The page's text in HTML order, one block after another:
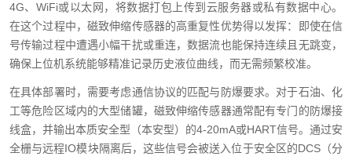
4G、WiFi或以太网，将数据打包上传到云服务器或私有数据中心。
在这个过程中，磁致伸缩传感器的高重复性优势得以发挥：即使在信
号传输过程中遭遇小幅干扰或重连，数据流也能保持连续且无跳变，
确保上位机系统能够精准记录历史液位曲线，而无需频繁校准。
在具体部署时，需要考虑通信协议的匹配与防爆要求。对于石油、化
工等危险区域内的大型储罐，磁致伸缩传感器通常配有专门的防爆接
线盒，并输出本质安全型（本安型）的4-20mA或HART信号。通过安
全栅与远程IO模块隔离后，这些信号会被送入位于安全区的DCS（分